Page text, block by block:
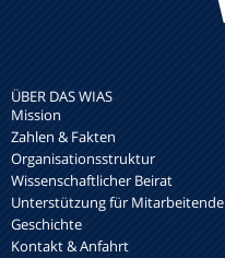
ÜBER DAS WIAS
Mission
Zahlen & Fakten
Organisationsstruktur
Wissenschaftlicher Beirat
Unterstützung für Mitarbeitende
Geschichte
Kontakt & Anfahrt